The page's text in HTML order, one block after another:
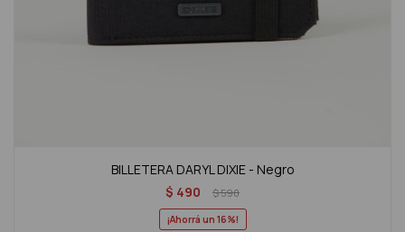
BILLETERA DARYL DIXIE - Negro
$ 490 $590
16